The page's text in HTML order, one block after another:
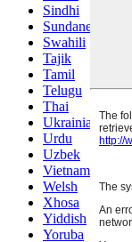
Sindhi
Sundanese
Swahili
Tajik
Tamil
Telugu
Thai
Ukrainian
Urdu
Uzbek
Vietnamese
Welsh
Xhosa
Yiddish
Yoruba